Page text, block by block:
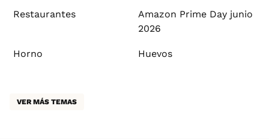
Restaurantes
Amazon Prime Day junio
2026
Horno Huevos
VER MÁS TEMAS